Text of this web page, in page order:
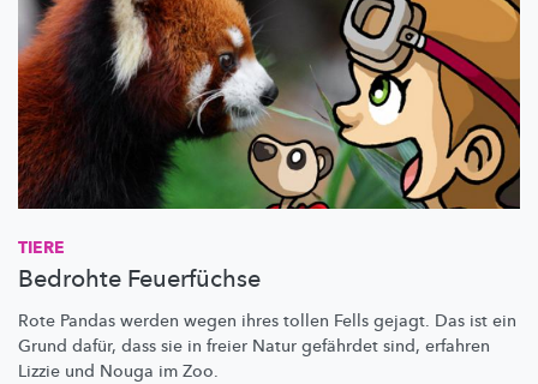
TIERE
Bedrohte Feuerfüchse
Rote Pandas werden wegen ihres tollen Fells gejagt. Das ist ein
Grund dafür, dass sie in freier Natur gefährdet sind, erfahren
Lizzie und Nouga im Zoo.